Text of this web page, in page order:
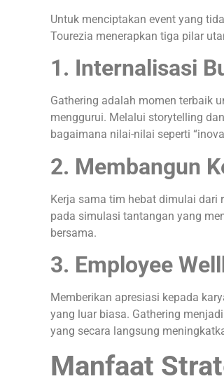
Untuk menciptakan event yang
Tourezia menerapkan tiga pilar
1. Internalisasi
Gathering adalah momen terbaik
menggurui. Melalui storytelling
bagaimana nilai-nilai seperti
2. Membangun
Kerja sama tim hebat dimulai dari
pada simulasi tantangan yang
bersama.
3. Employee
Memberikan apresiasi kepada
yang luar biasa. Gathering
yang secara langsung
Manfaat